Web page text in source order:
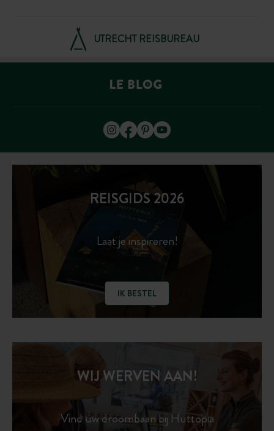
UTRECHT REISBUREAU
REISGIDS 2026
Laat je inspireren!
IK BESTEL
WIJ WERVEN AAN!
Vind uw droombaan bij Huttopia